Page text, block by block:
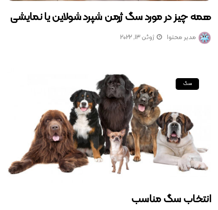
همه چیز در مورد سگ ژرمن شپرد شولاین یا نمایشی
مدیر محتوا ژوئن 13, 2022
سگ
انتخاب سگ مناسب